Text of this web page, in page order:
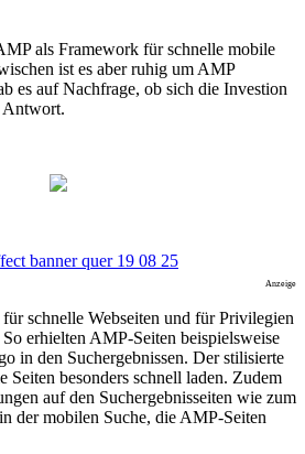
als Framework für schnelle mobile
ist es aber ruhig um AMP
es auf Nachfrage, ob sich die Investion
Antwort.
Anzeige
schnelle Webseiten und für Privilegien
erhielten AMP-Seiten beispielsweise
in den Suchergebnissen. Der stilisierte
Seiten besonders schnell laden. Zudem
auf den Suchergebnisseiten wie zum
der mobilen Suche, die AMP-Seiten